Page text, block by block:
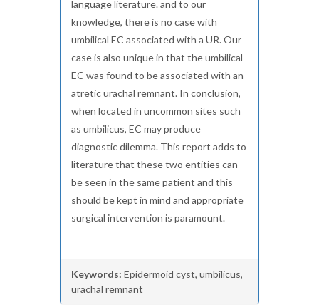
language literature. and to our
knowledge, there is no case with
umbilical EC associated with a UR. Our
case is also unique in that the umbilical
EC was found to be associated with an
atretic urachal remnant. In conclusion,
when located in uncommon sites such
as umbilicus, EC may produce
diagnostic dilemma. This report adds to
literature that these two entities can
be seen in the same patient and this
should be kept in mind and appropriate
surgical intervention is paramount.
Keywords: Epidermoid cyst, umbilicus,
urachal remnant